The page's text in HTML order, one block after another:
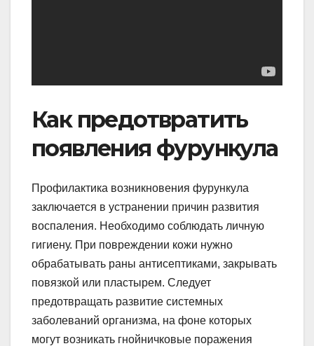
Как предотвратить
появления фурункула
Профилактика возникновения фурункула
заключается в устранении причин развития
воспаления. Необходимо соблюдать личную
гигиену. При повреждении кожи нужно
обрабатывать раны антисептиками, закрывать
повязкой или пластырем. Следует
предотвращать развитие системных
заболеваний организма, на фоне которых
могут возникать гнойничковые поражения